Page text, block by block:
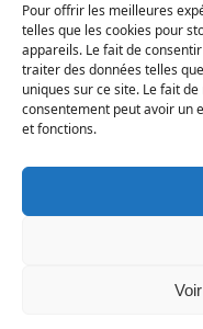
Pour offrir les meilleures
telles que les cookies pour
appareils. Le fait de
traiter des données telles
uniques sur ce site. Le fait
consentement peut avoir un
et fonctions.